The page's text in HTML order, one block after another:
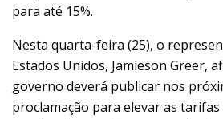
para até 15%.
Nesta quarta-feira (25), o
Estados Unidos, Jamieson Greer,
governo deverá publicar nos
proclamação para elevar as tarifas